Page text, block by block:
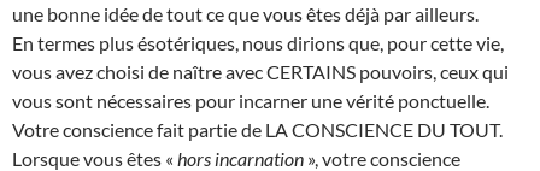
une bonne idée de tout ce que vous êtes déjà par ailleurs.
En termes plus ésotériques, nous dirions que, pour cette vie,
vous avez choisi de naître avec CERTAINS pouvoirs, ceux qui
vous sont nécessaires pour incarner une vérité ponctuelle.
Votre conscience fait partie de LA CONSCIENCE DU TOUT.
Lorsque vous êtes « hors incarnation », votre conscience